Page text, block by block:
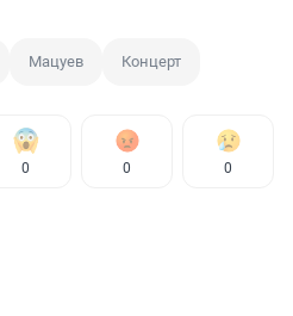
Мацуев Концерт
0 0 0